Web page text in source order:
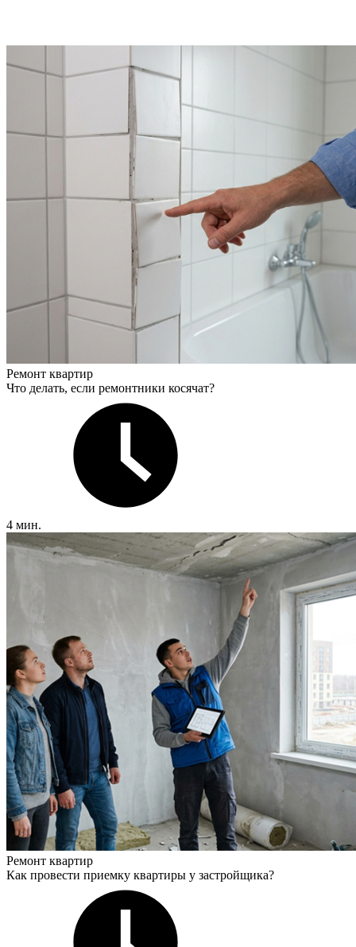
Ремонт квартир
Что делать, если ремонтники косячат?
4 мин.
Ремонт квартир
Как провести приемку квартиры у застройщика?